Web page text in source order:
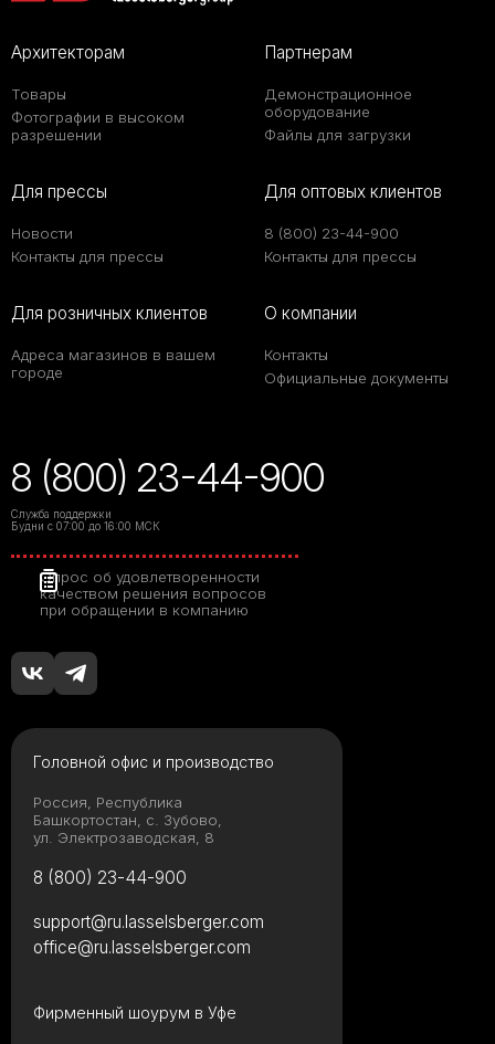
Архитекторам
Товары
Фотографии в высоком
разрешении
Партнерам
Демонстрационное
оборудование
Файлы для загрузки
Для прессы
Новости
Контакты для прессы
Для оптовых клиентов
8 (800) 23-44-900
Контакты для прессы
Для розничных клиентов
Адреса магазинов в вашем
городе
О компании
Контакты
Официальные документы
8 (800) 23-44-900
Служба поддержки
Будни с 07:00 до 16:00 МСК
Опрос об удовлетворенности
качеством решения вопросов
при обращении в компанию
Головной офис и производство
Россия, Республика
Башкортостан, с. Зубово,
ул. Электрозаводская, 8
8 (800) 23-44-900
Фирменный шоурум в Уфе
support@ru.lasselsberger.com
office@ru.lasselsberger.com